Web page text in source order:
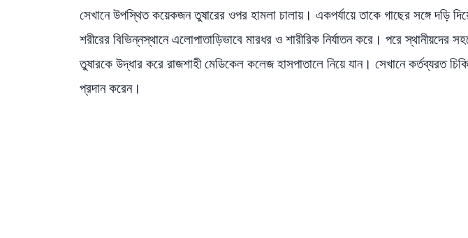
সেখানে উপস্থিত কয়েকজন তুষারের ওপর হামলা চালায়। একপর্যায়ে তাকে গাছের সঙ্গে দড়ি
শরীরের বিভিন্নস্থানে এলোপাতাড়িভাবে মারধর ও শারীরিক নির্যাতন করে। পরে স্থানীয়দের
তুষারকে উদ্ধার করে রাজশাহী মেডিকেল কলেজ হাসপাতালে নিয়ে যান। সেখানে কর্তব্যরত
প্রদান করেন।